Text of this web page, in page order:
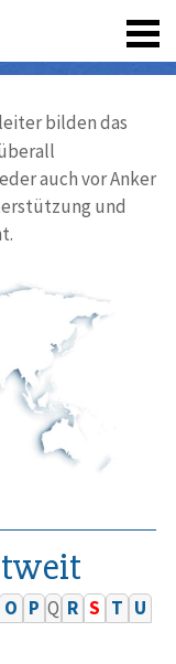
bilden das
auch vor Anker
und
O P Q R S T U